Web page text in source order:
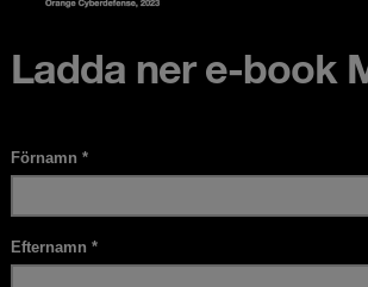
Ladda ner e-book